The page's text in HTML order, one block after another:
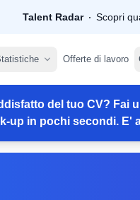
Talent Radar Scopri
Offerte di lavoro
del tuo CV? Fai
up in pochi secondi. E'